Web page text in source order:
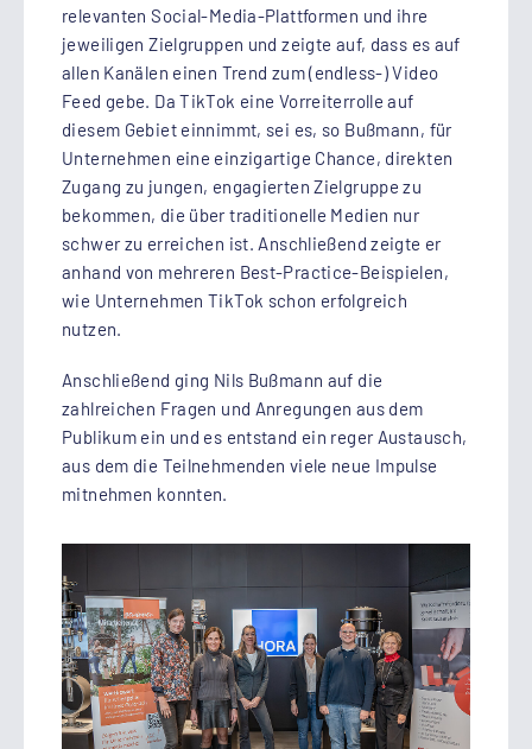
relevanten Social-Media-Plattformen und ihre
jeweiligen Zielgruppen und zeigte auf, dass es auf
allen Kanälen einen Trend zum (endless-) Video
Feed gebe. Da TikTok eine Vorreiterrolle auf
diesem Gebiet einnimmt, sei es, so Bußmann, für
Unternehmen eine einzigartige Chance, direkten
Zugang zu jungen, engagierten Zielgruppe zu
bekommen, die über traditionelle Medien nur
schwer zu erreichen ist. Anschließend zeigte er
anhand von mehreren Best-Practice-Beispielen,
wie Unternehmen TikTok schon erfolgreich
nutzen.
Anschließend ging Nils Bußmann auf die
zahlreichen Fragen und Anregungen aus dem
Publikum ein und es entstand ein reger Austausch,
aus dem die Teilnehmenden viele neue Impulse
mitnehmen konnten.